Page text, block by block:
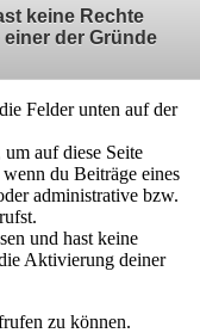
keine Rechte
der Gründe
Felder unten auf der
auf diese Seite
du Beiträge eines
administrative bzw.
und hast keine
Aktivierung deiner
zu können.